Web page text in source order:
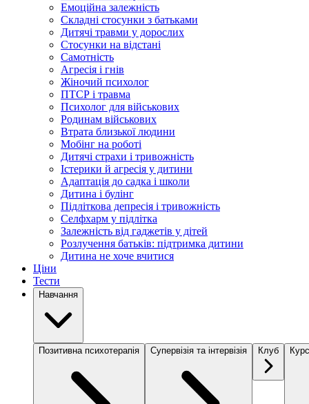
Емоційна залежність
Складні стосунки з батьками
Дитячі травми у дорослих
Стосунки на відстані
Самотність
Агресія і гнів
Жіночий психолог
ПТСР і травма
Психолог для військових
Родинам військових
Втрата близької людини
Мобінг на роботі
Дитячі страхи і тривожність
Істерики й агресія у дитини
Адаптація до садка і школи
Дитина і булінг
Підліткова депресія і тривожність
Селфхарм у підлітка
Залежність від гаджетів у дітей
Розлучення батьків: підтримка дитини
Дитина не хоче вчитися
Ціни
Тести
Навчання
Позитивна психотерапія Супервізія та інтервізія Клуб